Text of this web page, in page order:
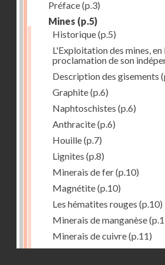
Préface(p.3)
Mines (p.5)
Historique(p.5)
L'Exploitation des mines,
proclamation de son
Description des gisements
Graphite(p.6)
Naphtoschistes (p.6)
Anthracite(p.6)
Houille(p.7)
Lignites (p.8)
Minerais de fer(p.10)
Magnétite(p.10)
Les hématites rouges (p.10)
Minerais de manganèse
Minerais de cuivre(p.11)
Minerais de plomb(p.12)